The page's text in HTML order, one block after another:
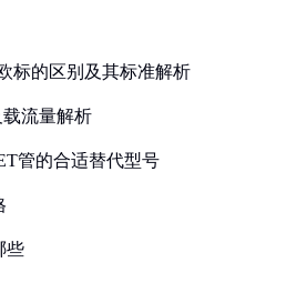
标的区别及其标准解析
载流量解析
管的合适替代型号
些